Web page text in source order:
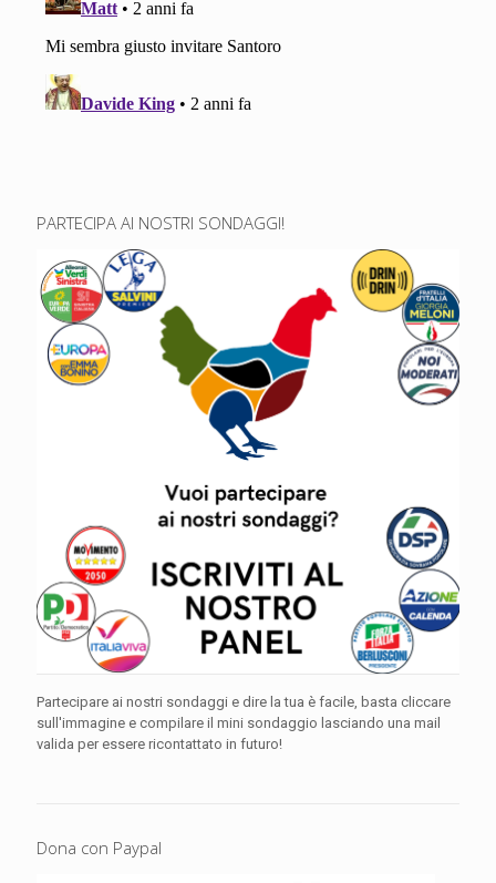
PARTECIPA AI NOSTRI SONDAGGI!
Partecipare ai nostri sondaggi e dire la tua è facile, basta cliccare
sull'immagine e compilare il mini sondaggio lasciando una mail
valida per essere ricontattato in futuro!
Dona con Paypal